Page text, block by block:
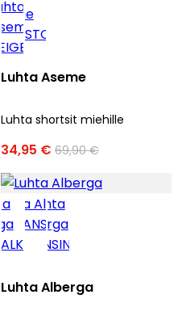
Luhta Aseme
Luhta shortsit miehille
34,95 € 69,90 €
Luhta Alberga